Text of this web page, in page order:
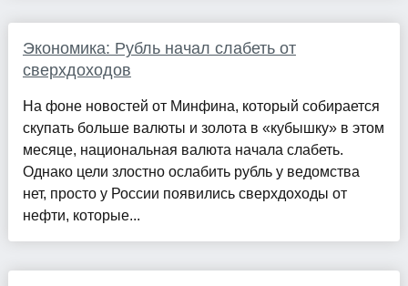
Экономика: Рубль начал слабеть от
сверхдоходов
На фоне новостей от Минфина, который собирается
скупать больше валюты и золота в «кубышку» в этом
месяце, национальная валюта начала слабеть.
Однако цели злостно ослабить рубль у ведомства
нет, просто у России появились сверхдоходы от
нефти, которые...